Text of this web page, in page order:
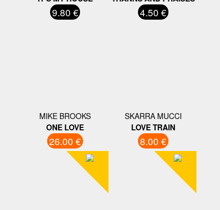
9.80 € 4.50 €
MIKE BROOKS
ONE LOVE
26.00 €
SKARRA MUCCI
LOVE TRAIN
8.00 €